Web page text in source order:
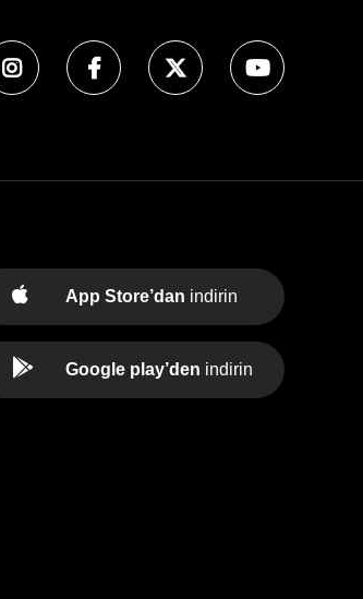
App Store’dan indirin
Google play’den indirin